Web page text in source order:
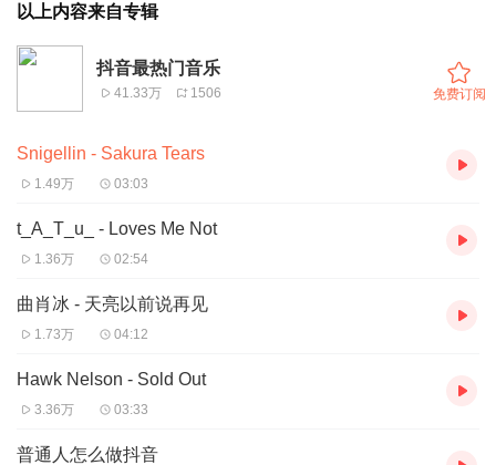
以上内容来自专辑
抖音最热门音乐
41.33万 1506 免费订阅
Snigellin - Sakura Tears
1.49万 03:03
t_A_T_u_ - Loves Me Not
1.36万 02:54
曲肖冰 - 天亮以前说再见
1.73万 04:12
Hawk Nelson - Sold Out
3.36万 03:33
普通人怎么做抖音